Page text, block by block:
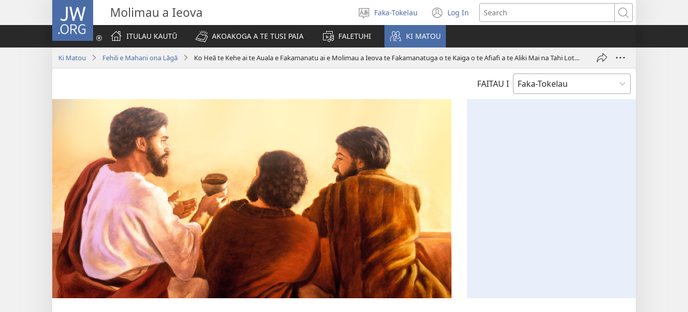
JW.ORG Molimau a Ieova
Filifili
he
gagana
Faka-Tokelau Log In
(opens
new
Search
ITULAU KAUTŪ
AKOAKOGA A TE TUSI PAIA FALETUHI KI MATOU
Ki Matou Fehili e Mahani ona Lāgā Ko Heā te Kehe ai te Auala e Fakamanatu ai e Molimau a Ieova te Fakamanatuga o te Kaiga o te Afiafi a te Aliki Mai na Tahi Lotu?
FAITAU I